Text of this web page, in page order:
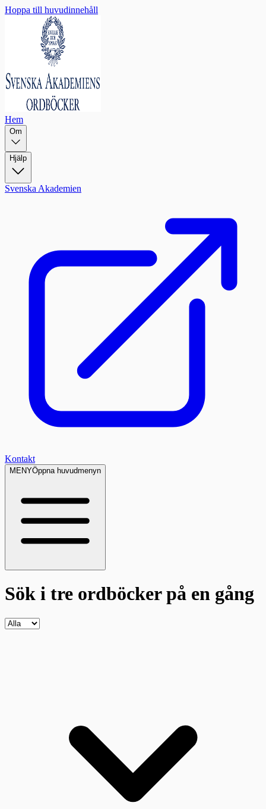
Hoppa till huvudinnehåll
Hem
Om
Hjälp
Svenska Akademien
Kontakt
MENYÖppna huvudmenyn
Sök i tre ordböckerpå en gång